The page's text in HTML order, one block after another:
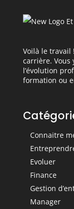
Voilà le travail
carrière. Vous
l’évolution
formation ou
Connaitre
Evoluer
Finance
Gestion
Manager